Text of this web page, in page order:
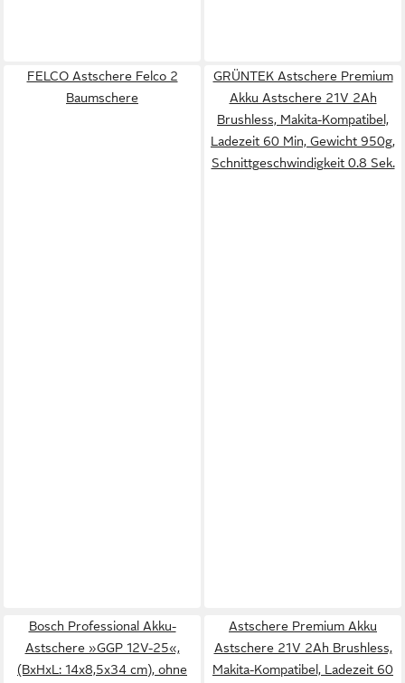
FELCO Astschere Felco 2
Baumschere
GRÜNTEK Astschere Premium
Akku Astschere 21V 2Ah
Brushless, Makita-Kompatibel,
Ladezeit 60 Min, Gewicht 950g,
Schnittgeschwindigkeit 0.8 Sek.
Bosch Professional Akku-
Astschere »GGP 12V-25«,
(BxHxL: 14x8,5x34 cm), ohne
Astschere Premium Akku
Astschere 21V 2Ah Brushless,
Makita-Kompatibel, Ladezeit 60